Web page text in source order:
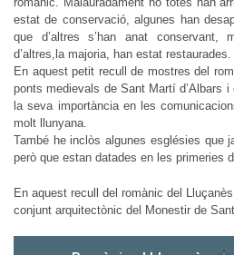
estat de conservació, algunes han
que d’altres s’han anat
d’altres,la majoria, han estat restaurades.
En aquest petit recull de mostres del
ponts medievals de Sant Martí d’Albars
la seva importància en les
molt llunyana.
També he inclòs algunes esglésies que
però que estan datades en les primeries
En aquest recull del romànic del
conjunt arquitectònic del Monestir de